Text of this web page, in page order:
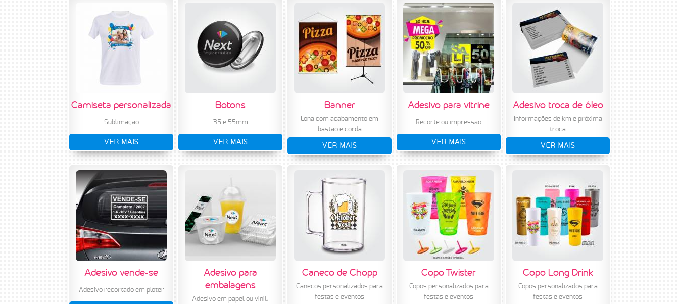
Camiseta personalizada
Sublimação
VER MAIS
Botons
35 e 55mm
VER MAIS
Banner
Lona com acabamento em
bastão e corda
VER MAIS
Adesivo para vitrine
Recorte ou impressão
VER MAIS
Adesivo troca de óleo
Informações de km e próxima
troca
VER MAIS
Adesivo vende-se
Adesivo recortado em ploter
Adesivo para
embalagens
Adesivo em papel ou vinil,
Caneco de Chopp
Canecos personalizados para
festas e eventos
Copo Twister
Copos personalizados para
festas e eventos
Copo Long Drink
Copos personalizados para
festas e eventos